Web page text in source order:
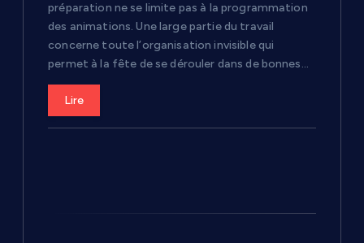
préparation ne se limite pas à la programmation
des animations. Une large partie du travail
concerne toute l’organisation invisible qui
permet à la fête de se dérouler dans de bonnes…
Lire